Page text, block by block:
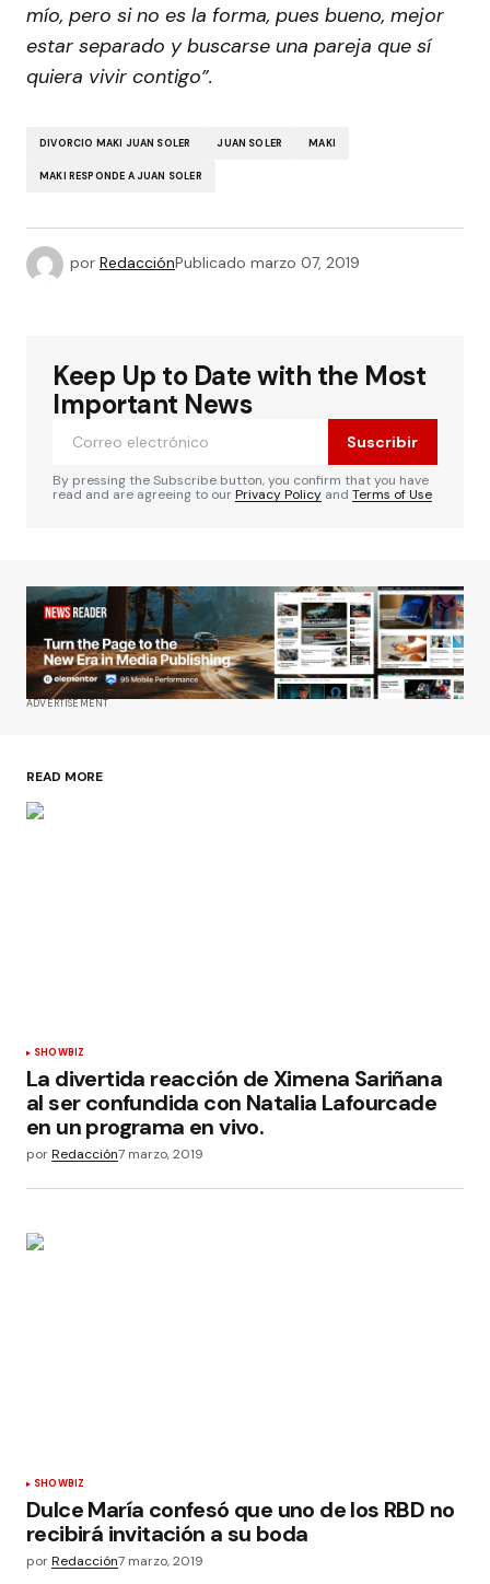
mío, pero si no es la forma, pues bueno, mejor
estar separado y buscarse una pareja que sí
quiera vivir contigo”.​
DIVORCIO MAKI JUAN SOLER JUAN SOLER MAKI
MAKI RESPONDE A JUAN SOLER
por RedacciónPublicado marzo 07, 2019
Keep Up to Date with the Most
Important News
Suscribir
By pressing the Subscribe button, you confirm that you have
read and are agreeing to ourPrivacy Policy and Terms of Use
ADVERTISEMENT
READ MORE
SHOWBIZ
La divertida reacción de Ximena Sariñana
al ser confundida con Natalia Lafourcade
en un programa en vivo.
porRedacción7 marzo, 2019
SHOWBIZ
Dulce María confesó que uno de los RBD no
recibirá invitación a su boda
porRedacción7 marzo, 2019